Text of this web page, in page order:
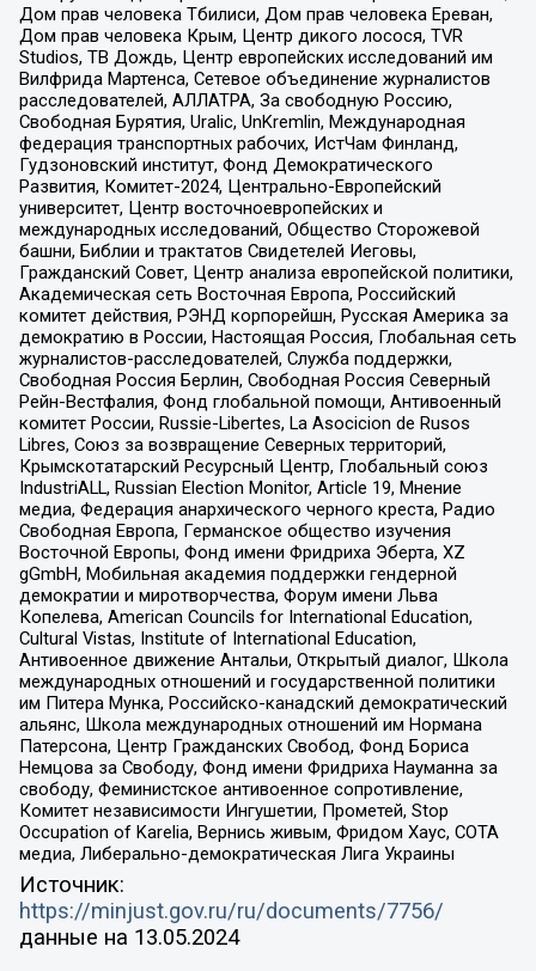
Дом прав человека Тбилиси, Дом прав человека Ереван,
Дом прав человека Крым, Центр дикого лосося, TVR
Studios, ТВ Дождь, Центр европейских исследований им
Вилфрида Мартенса, Сетевое объединение журналистов
расследователей, АЛЛАТРА, За свободную Россию,
Свободная Бурятия, Uralic, UnKremlin, Международная
федерация транспортных рабочих, ИстЧам Финланд,
Гудзоновский институт, Фонд Демократического
Развития, Комитет-2024, Центрально-Европейский
университет, Центр восточноевропейских и
международных исследований, Общество Сторожевой
башни, Библии и трактатов Свидетелей Иеговы,
Гражданский Совет, Центр анализа европейской политики,
Академическая сеть Восточная Европа, Российский
комитет действия, РЭНД корпорейшн, Русская Америка за
демократию в России, Настоящая Россия, Глобальная сеть
журналистов-расследователей, Служба поддержки,
Свободная Россия Берлин, Свободная Россия Северный
Рейн-Вестфалия, Фонд глобальной помощи, Антивоенный
комитет России, Russie-Libertes, La Asocicion de Rusos
Libres, Союз за возвращение Северных территорий,
Крымскотатарский Ресурсный Центр, Глобальный союз
IndustriALL, Russian Election Monitor, Article 19, Мнение
медиа, Федерация анархического черного креста, Радио
Свободная Европа, Германское общество изучения
Восточной Европы, Фонд имени Фридриха Эберта, XZ
gGmbH, Мобильная академия поддержки гендерной
демократии и миротворчества, Форум имени Льва
Копелева, American Councils for International Education,
Cultural Vistas, Institute of International Education,
Антивоенное движение Антальи, Открытый диалог, Школа
международных отношений и государственной политики
им Питера Мунка, Российско-канадский демократический
альянс, Школа международных отношений им Нормана
Патерсона, Центр Гражданских Свобод, Фонд Бориса
Немцова за Свободу, Фонд имени Фридриха Науманна за
свободу, Феминистское антивоенное сопротивление,
Комитет независимости Ингушетии, Прометей, Stop
Occupation of Karelia, Вернись живым, Фридом Хаус, СОТА
медиа, Либерально-демократическая Лига Украины
Источник:
https://minjust.gov.ru/ru/documents/7756/
данные на 13.05.2024